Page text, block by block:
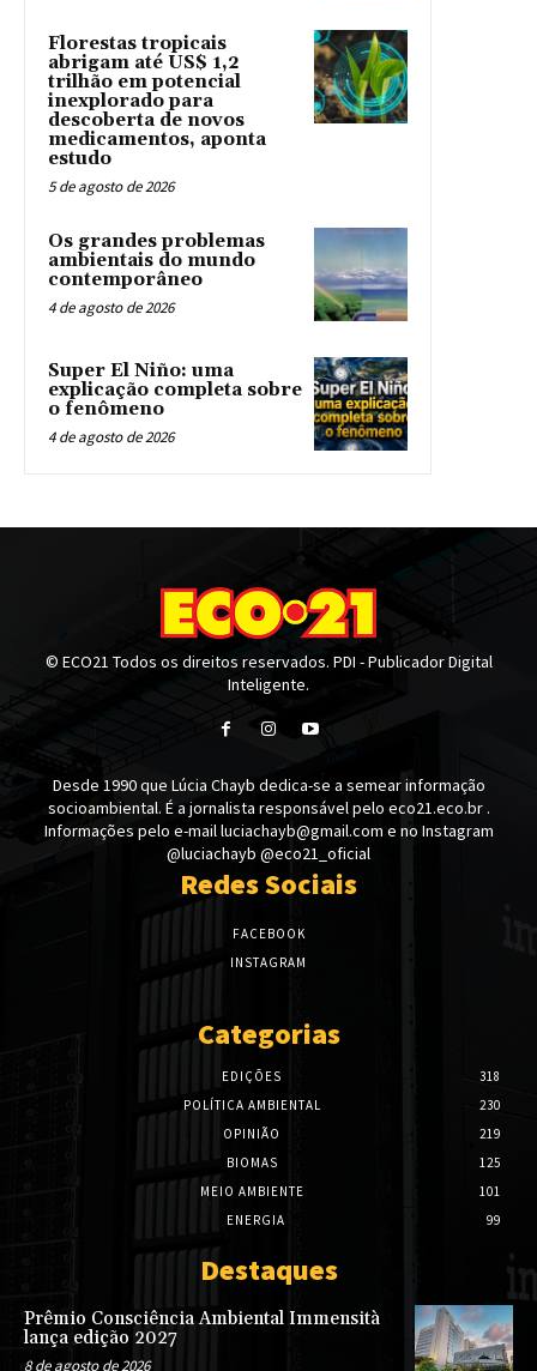
Florestas tropicais
abrigam até US$ 1,2
trilhão em potencial
inexplorado para
descoberta de novos
medicamentos, aponta
estudo
5 de agosto de 2026
Os grandes problemas
ambientais do mundo
contemporâneo
4 de agosto de 2026
Super El Niño: uma
explicação completa sobre
o fenômeno
4 de agosto de 2026
© ECO21 Todos os direitos reservados. PDI - Publicador Digital
Inteligente.
Desde 1990 que Lúcia Chayb dedica-se a semear informação
socioambiental. É a jornalista responsável pelo eco21.eco.br .
Informações pelo e-mail luciachayb@gmail.com e no Instagram
@luciachayb @eco21_oficial
Redes Sociais
FACEBOOK
INSTAGRAM
Categorias
EDIÇÕES
318
POLÍTICA AMBIENTAL
230
OPINIÃO
219
BIOMAS
125
MEIO AMBIENTE
101
ENERGIA
99
Destaques
Prêmio Consciência Ambiental Immensità
lança edição 2027
8 de agosto de 2026